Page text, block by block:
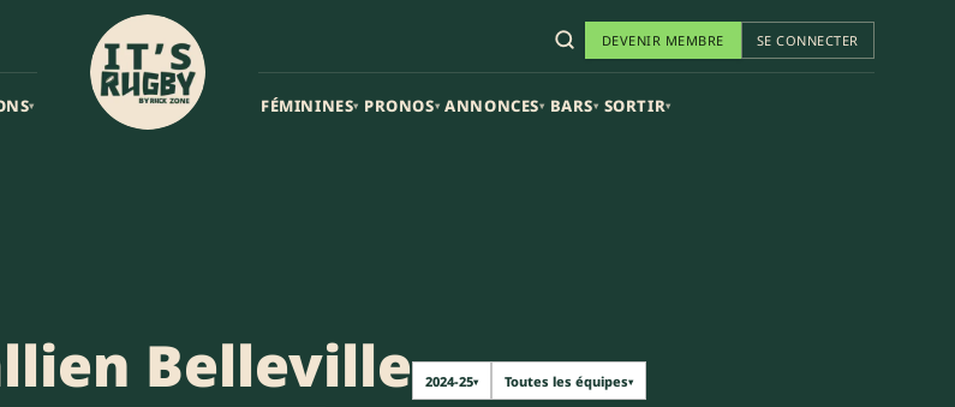
▾
DEVENIR MEMBRE SE CONNECTER
FÉMININES▾ PRONOS▾ ANNONCES▾ BARS▾ SORTIR▾
Belleville 2024-25▾ Toutes les équipes▾